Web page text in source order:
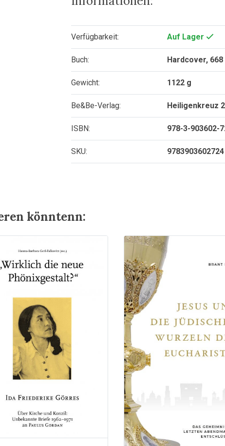
Verfügbarkeit: Auf Lager
Buch: Hardcover,
Gewicht: 1122 g
Be&Be-Verlag: Heiligenkreuz
ISBN: 978-3-903602-
SKU: 9783903602724
könntenn: